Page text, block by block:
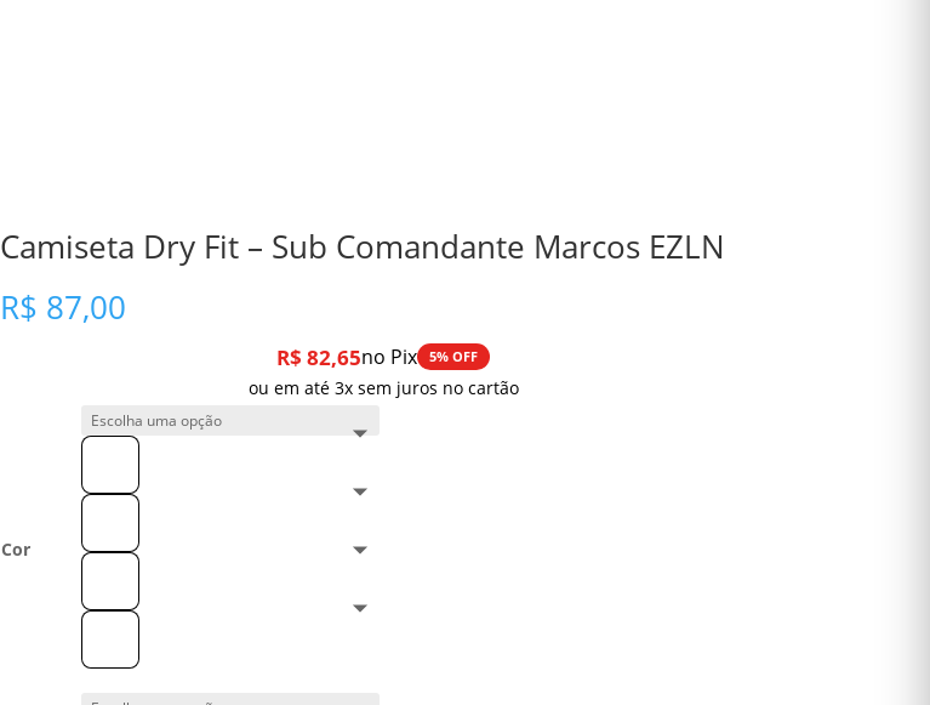
Camiseta Dry Fit – Sub Comandante Marcos EZLN
R$ 87,00
R$ 82,65no Pix 5% OFF
ou em até 3x sem juros no cartão
Cor